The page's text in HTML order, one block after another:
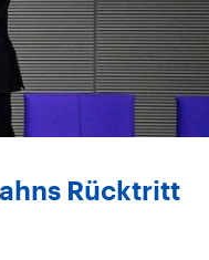
Rücktritt